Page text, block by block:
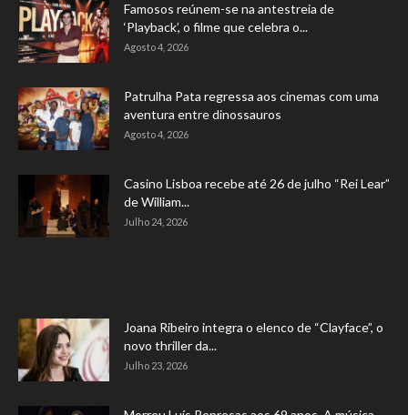
Famosos reúnem-se na antestreia de
‘Playback’, o filme que celebra o...
Agosto 4, 2026
Patrulha Pata regressa aos cinemas com uma
aventura entre dinossauros
Agosto 4, 2026
Casino Lisboa recebe até 26 de julho “Rei Lear”
de William...
Julho 24, 2026
Joana Ribeiro integra o elenco de “Clayface”, o
novo thriller da...
Julho 23, 2026